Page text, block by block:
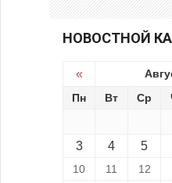
НОВОСТНОЙ
«
Пн Вт Ср
3 4 5
10
11 12